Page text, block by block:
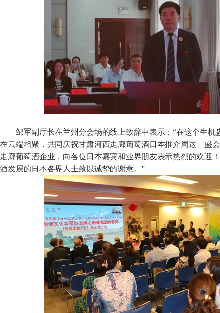
邹军副厅长在兰州分会场的线上致辞中表示：“在这个生
在云端相聚，共同庆祝甘肃河西走廊葡萄酒日本推介周这一盛
走廊葡萄酒企业，向各位日本嘉宾和业界朋友表示热烈的欢迎
酒发展的日本各界人士致以诚挚的谢意。”